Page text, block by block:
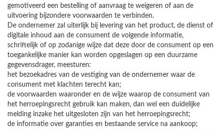
gemotiveerd een bestelling of aanvraag te weigeren of aan de
uitvoering bijzondere voorwaarden te verbinden.
De ondernemer zal uiterlijk bij levering van het product, de dienst of
digitale inhoud aan de consument de volgende informatie,
schriftelijk of op zodanige wijze dat deze door de consument op een
toegankelijke manier kan worden opgeslagen op een duurzame
gegevensdrager, meesturen:
het bezoekadres van de vestiging van de ondernemer waar de
consument met klachten terecht kan;
de voorwaarden waaronder en de wijze waarop de consument van
het herroepingsrecht gebruik kan maken, dan wel een duidelijke
melding inzake het uitgesloten zijn van het herroepingsrecht;
de informatie over garanties en bestaande service na aankoop;